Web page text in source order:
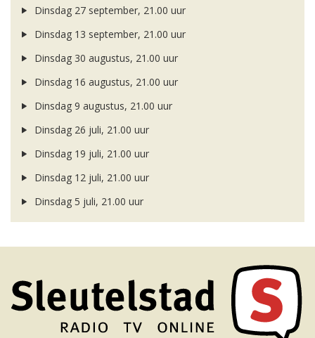
Dinsdag 27 september, 21.00 uur
Dinsdag 13 september, 21.00 uur
Dinsdag 30 augustus, 21.00 uur
Dinsdag 16 augustus, 21.00 uur
Dinsdag 9 augustus, 21.00 uur
Dinsdag 26 juli, 21.00 uur
Dinsdag 19 juli, 21.00 uur
Dinsdag 12 juli, 21.00 uur
Dinsdag 5 juli, 21.00 uur